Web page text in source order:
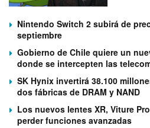
Nintendo Switch 2 subirá de
septiembre
Gobierno de Chile quiere un
donde se intercepten las
SK Hynix invertirá 38.100
dos fábricas de DRAM y NAND
Los nuevos lentes XR, Viture
perder funciones avanzadas